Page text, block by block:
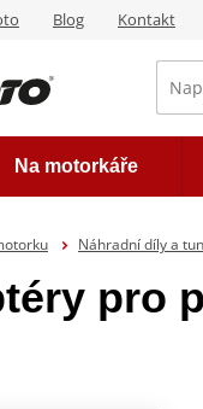
Blog Kontakt
Na motorkáře
Náhradní díly a
pro